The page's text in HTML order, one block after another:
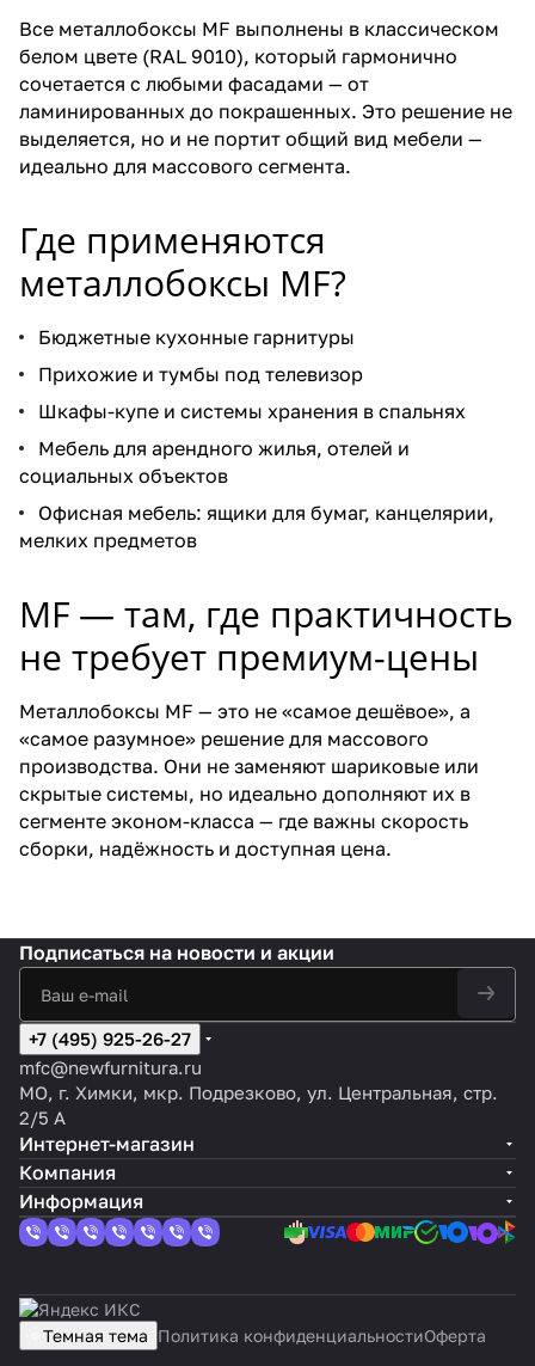
Все металлобоксы MF выполнены в классическом
белом цвете (RAL 9010), который гармонично
сочетается с любыми фасадами — от
ламинированных до покрашенных. Это решение не
выделяется, но и не портит общий вид мебели —
идеально для массового сегмента.
Где применяются
металлобоксы MF?
Бюджетные кухонные гарнитуры
Прихожие и тумбы под телевизор
Шкафы-купе и системы хранения в спальнях
Мебель для арендного жилья, отелей и
социальных объектов
Офисная мебель: ящики для бумаг, канцелярии,
мелких предметов
MF — там, где практичность
не требует премиум-цены
Металлобоксы MF — это не «самое дешёвое», а
«самое разумное» решение для массового
производства. Они не заменяют шариковые или
скрытые системы, но идеально дополняют их в
сегменте эконом-класса — где важны скорость
сборки, надёжность и доступная цена.
Подписаться на новости и акции
+7 (495) 925-26-27
mfc@newfurnitura.ru
МО, г. Химки, мкр. Подрезково, ул. Центральная, стр.
2/5 А
Интернет-магазин
Компания
Информация
Темная тема Политика конфиденциальностиОферта